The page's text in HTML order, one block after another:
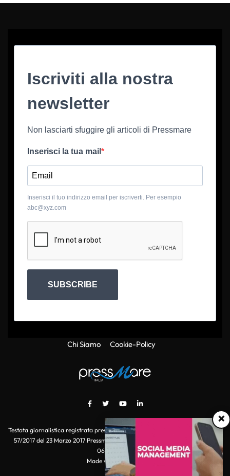
×
Iscriviti alla nostra
newsletter
Non lasciarti sfuggire gli articoli di Pressmare
Inserisci la tua mail
Inserisci il tuo indirizzo email per iscriverti. Per esempio
abc@xyz.com
SUBSCRIBE
Chi Siamo Cookie-Policy
Testata giornalistica registrata presso il Tribunale di Roma con autorizzazione
57/2017 del 23 Marzo 2017 Pressmare.it è un marchio di S.P.E.N. Srl - P.IVA
06511641000
Made with
by POI